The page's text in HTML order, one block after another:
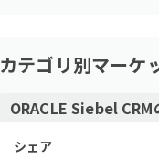
カテゴリ別マーケ
ORACLE Siebel CRM
シェア